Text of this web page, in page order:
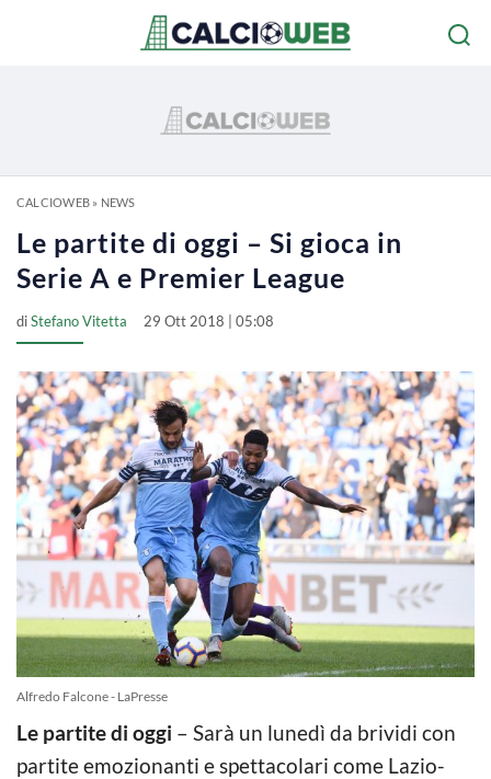
CALCIOWEB» NEWS
Le partite di oggi – Si gioca in
Serie A e Premier League
diStefano Vitetta 29 Ott 2018 | 05:08
Alfredo Falcone - LaPresse
Le partite di oggi – Sarà un lunedì da brividi con
partite emozionanti e spettacolari come Lazio-